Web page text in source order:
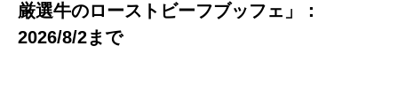
厳選牛のローストビーフブッフェ」：
2026/8/2まで